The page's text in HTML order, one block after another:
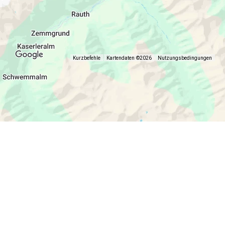
Kurzbefehle Kartendaten ©2026 Nutzungsbedingungen